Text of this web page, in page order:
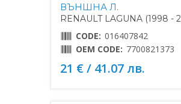
ВЪНШНА Л.
RENAULT LAGUNA (1998 -
CODE: 016407842
OEM CODE: 7700821373
21 € / 41.07 лв.